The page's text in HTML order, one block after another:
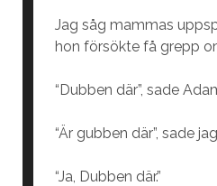
Jag såg mammas
hon försökte få grepp
“Dubben där”, sade
“Är gubben där”, sade jag
“Ja, Dubben där.”